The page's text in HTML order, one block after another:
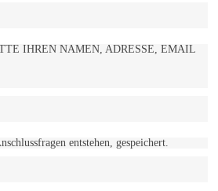
IHREN NAMEN, ADRESSE, EMAIL
entstehen, gespeichert.